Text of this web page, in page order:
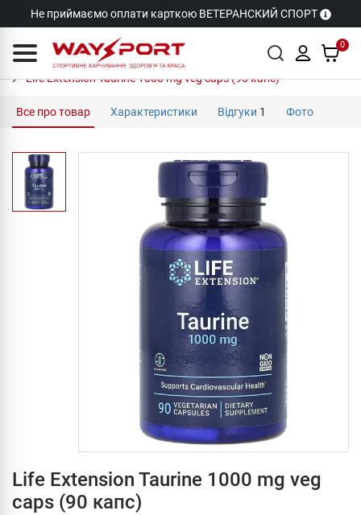
Не приймаємо оплати карткою ВЕТЕРАНСКИЙ СПОРТ
0
Life Extension Taurine 1000 mg veg caps (90 капс)
Все про товар Характеристики Відгуки 1 Фото
Life Extension Taurine 1000 mg veg
caps (90 капс)